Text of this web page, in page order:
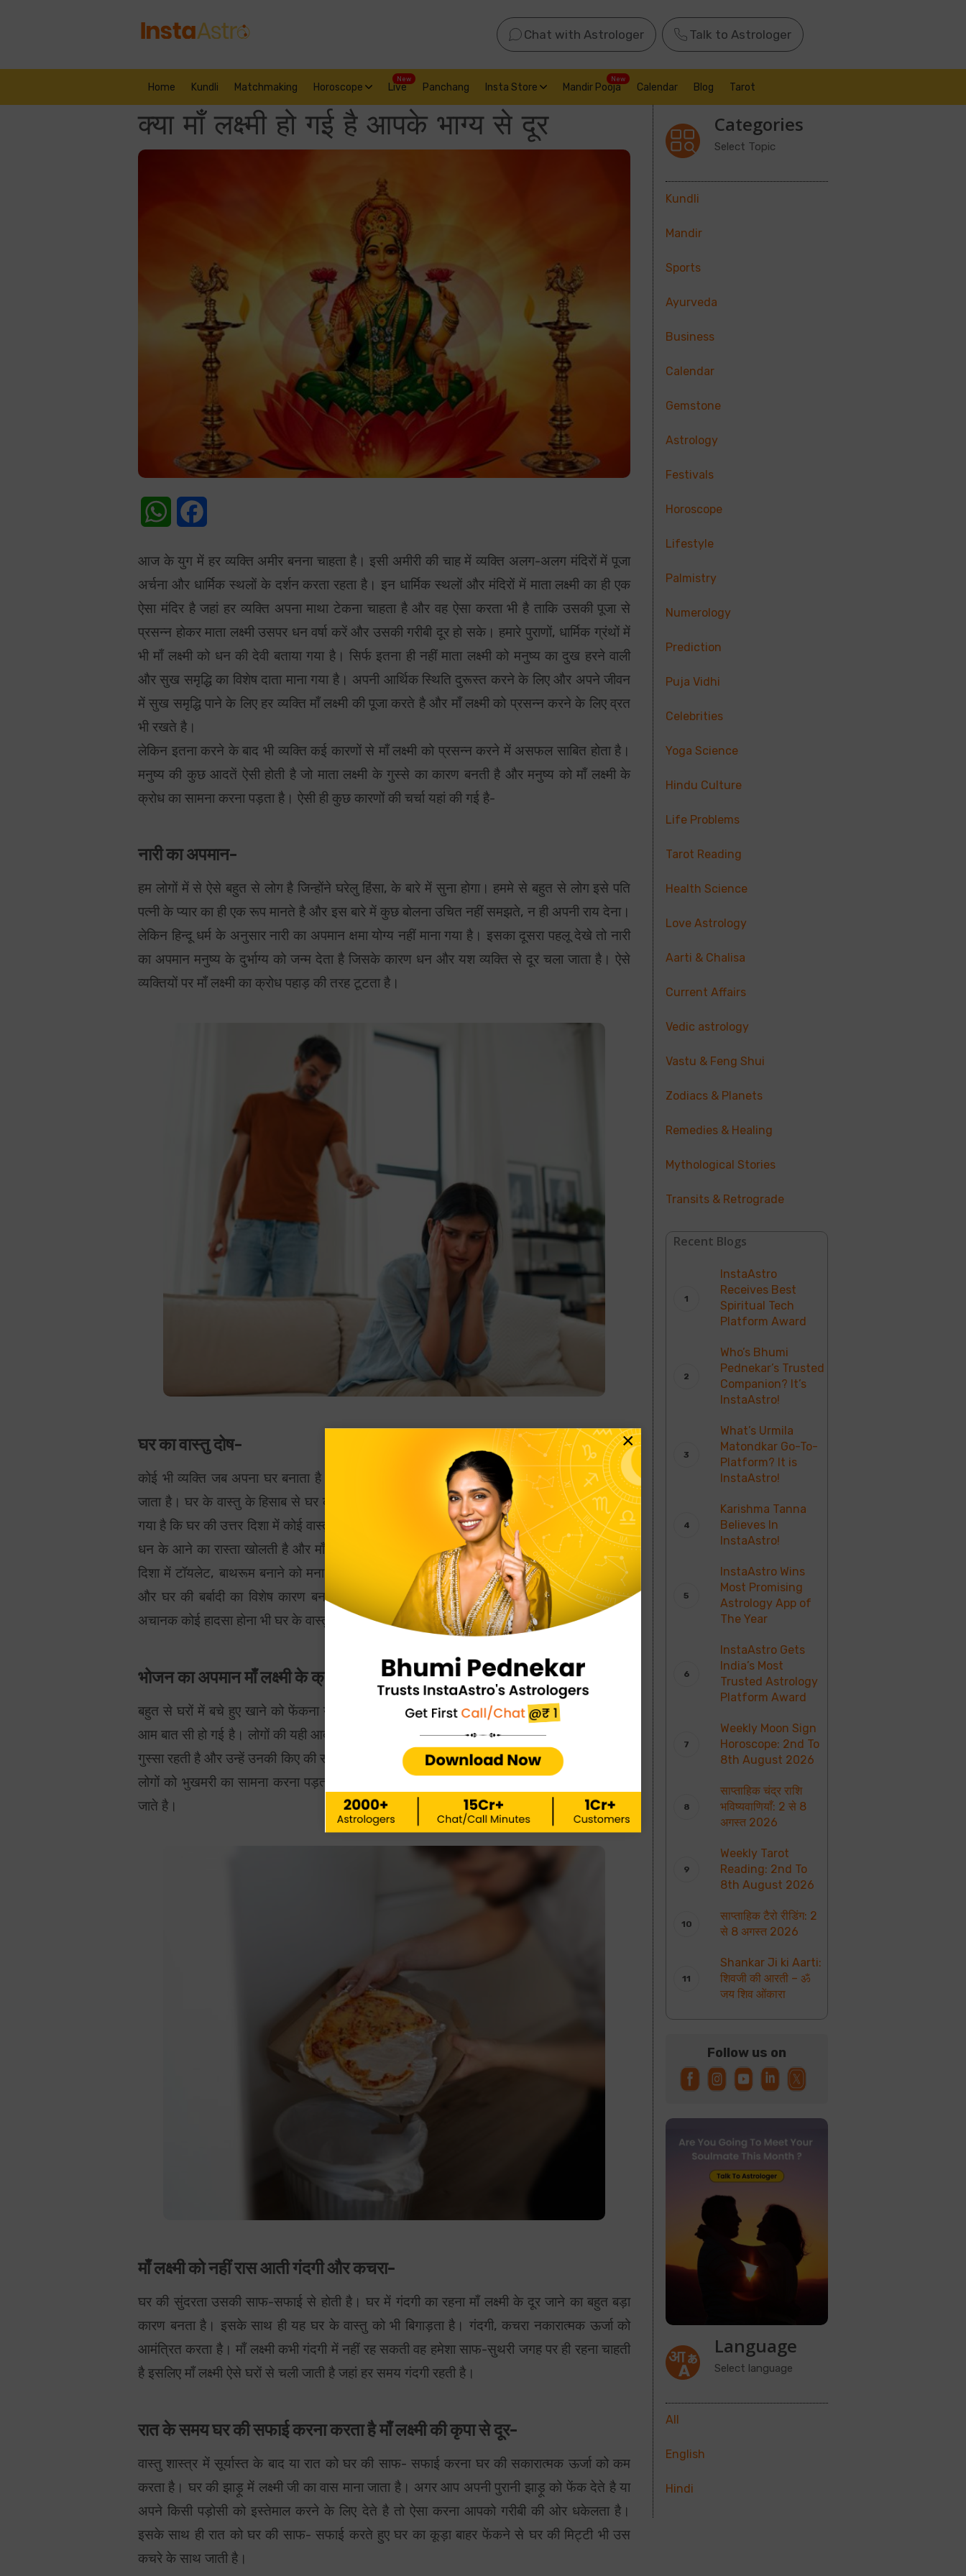
Chat with Astrologer Talk to Astrologer
Home Kundli Matchmaking Horoscope Live
New
Panchang Insta Store Mandir Pooja
New
Calendar Blog Tarot
क्या माँ लक्ष्मी हो गई है आपके भाग्य से दूर
WhatsApp
आज के युग में हर व्यक्ति अमीर बनना चाहता है। इसी अमीरी की चाह में व्यक्ति अलग-अलग मंदिरों में पूजा
अर्चना और धार्मिक स्थलों के दर्शन करता रहता है। इन धार्मिक स्थलों और मंदिरों में माता लक्ष्मी का ही एक
ऐसा मंदिर है जहां हर व्यक्ति अपना माथा टेकना चाहता है और वह ऐसा करता भी है ताकि उसकी पूजा से
प्रसन्न होकर माता लक्ष्मी उसपर धन वर्षा करें और उसकी गरीबी दूर हो सके। हमारे पुराणों, धार्मिक ग्रंथों में
भी माँ लक्ष्मी को धन की देवी बताया गया है। सिर्फ इतना ही नहीं माता लक्ष्मी को मनुष्य का दुख हरने वाली
और सुख समृद्धि का विशेष दाता माना गया है। अपनी आर्थिक स्थिति दुरूस्त करने के लिए और अपने जीवन
में सुख समृद्धि पाने के लिए हर व्यक्ति माँ लक्ष्मी की पूजा करते है और माँ लक्ष्मी को प्रसन्न करने के लिए व्रत
भी रखते है।
लेकिन इतना करने के बाद भी व्यक्ति कई कारणों से माँ लक्ष्मी को प्रसन्न करने में असफल साबित होता है।
मनुष्य की कुछ आदतें ऐसी होती है जो माता लक्ष्मी के गुस्से का कारण बनती है और मनुष्य को माँ लक्ष्मी के
क्रोध का सामना करना पड़ता है। ऐसी ही कुछ कारणों की चर्चा यहां की गई है-
नारी का अपमान-
हम लोगों में से ऐसे बहुत से लोग है जिन्होंने घरेलु हिंसा, के बारे में सुना होगा। हममे से बहुत से लोग इसे पति
पत्नी के प्यार का ही एक रूप मानते है और इस बारे में कुछ बोलना उचित नहीं समझते, न ही अपनी राय देना।
लेकिन हिन्दू धर्म के अनुसार नारी का अपमान क्षमा योग्य नहीं माना गया है। इसका दूसरा पहलू देखे तो नारी
का अपमान मनुष्य के दुर्भाग्य को जन्म देता है जिसके कारण धन और यश व्यक्ति से दूर चला जाता है। ऐसे
व्यक्तियों पर माँ लक्ष्मी का क्रोध पहाड़ की तरह टूटता है।
घर का वास्तु दोष-
कोई भी व्यक्ति जब अपना घर बनाता है या खरीदता है तो वह उस घर के वास्तु को ध्यान में रखकर किया
जाता है। घर के वास्तु के हिसाब से घर की उत्तर दिशा को शुभ माना जाता है। ज्योतिष शास्त्र में भी बताया
गया है कि घर की उत्तर दिशा में कोई वास्तु दोष नहीं होना चाहिए क्योंकि घर की उत्तर दिशा ही ऐसी दिशा है जो
धन के आने का रास्ता खोलती है और माँ लक्ष्मी के क्रोध को बढ़ाती है। इसलिए कई ज्योतिषी घर की उत्तर
दिशा में टॉयलेट, बाथरूम बनाने को मना करते है क्योंकि यह सुख समृद्धि के रास्ते में रुकावट पैदा करती है
और घर की बर्बादी का विशेष कारण बनती है। इसके अलावा पारिवारिक कलह, व्यापार में नुकसान होना,
अचानक कोई हादसा होना भी घर के वास्तु दोष के बिगड़ने के कारण ही होता है।
भोजन का अपमान माँ लक्ष्मी के क्रोध को देता है निमंत्रण-
बहुत से घरों में बचे हुए खाने को फेंकना या छोटे मोटे झगड़े के कारण थाली में खाना छोड़कर उठ जाना एक
आम बात सी हो गई है। लोगों की यही आदत उनकी भूखमरी को निमंत्रण देती है। ऐसे लोग से माँ लक्ष्मी बहुत
गुस्सा रहती है और उन्हें उनकी किए की सजा देने के लिए उन लोगों से अपना मुंह मोड़ लेती है जिस कारण इन
लोगों को भुखमरी का सामना करना पड़ता है। अपनी इसी गलती के कारण यह लोग दाने दाने को भी तरस
जाते है।
माँ लक्ष्मी को नहीं रास आती गंदगी और कचरा-
घर की सुंदरता उसकी साफ-सफाई से होती है। घर में गंदगी का रहना माँ लक्ष्मी के दूर जाने का बहुत बड़ा
कारण बनता है। इसके साथ ही यह घर के वास्तु को भी बिगाड़ता है। गंदगी, कचरा नकारात्मक ऊर्जा को
आमंत्रित करता है। माँ लक्ष्मी कभी गंदगी में नहीं रह सकती वह हमेशा साफ-सुथरी जगह पर ही रहना चाहती
है इसलिए माँ लक्ष्मी ऐसे घरों से चली जाती है जहां हर समय गंदगी रहती है।
रात के समय घर की सफाई करना करता है माँ लक्ष्मी की कृपा से दूर-
वास्तु शास्त्र में सूर्यास्त के बाद या रात को घर की साफ- सफाई करना घर की सकारात्मक ऊर्जा को कम
करता है। घर की झाड़ू में लक्ष्मी जी का वास माना जाता है। अगर आप अपनी पुरानी झाड़ू को फेंक देते है या
अपने किसी पड़ोसी को इस्तेमाल करने के लिए देते है तो ऐसा करना आपको गरीबी की ओर धकेलता है।
इसके साथ ही रात को घर की साफ- सफाई करते हुए घर का कूड़ा बाहर फेंकने से घर की मिट्टी भी उस
कचरे के साथ जाती है।
Categories
Select Topic
Kundli
Mandir
Sports
Ayurveda
Business
Calendar
Gemstone
Astrology
Festivals
Horoscope
Lifestyle
Palmistry
Numerology
Prediction
Puja Vidhi
Celebrities
Yoga Science
Hindu Culture
Life Problems
Tarot Reading
Health Science
Love Astrology
Aarti & Chalisa
Current Affairs
Vedic astrology
Vastu & Feng Shui
Zodiacs & Planets
Remedies & Healing
Mythological Stories
Transits & Retrograde
Recent Blogs
InstaAstro
Receives Best
Spiritual Tech
Platform Award
Who’s Bhumi
Pednekar’s Trusted
Companion? It’s
InstaAstro!
What’s Urmila
Matondkar Go-To-
Platform? It is
InstaAstro!
Karishma Tanna
Believes In
InstaAstro!
InstaAstro Wins
Most Promising
Astrology App of
The Year
InstaAstro Gets
India’s Most
Trusted Astrology
Platform Award
Weekly Moon Sign
Horoscope: 2nd To
8th August 2026
साप्ताहिक चंद्र राशि
भविष्यवाणियाँ: 2 से 8
अगस्त 2026
Weekly Tarot
Reading: 2nd To
8th August 2026
साप्ताहिक टैरो रीडिंग: 2
से 8 अगस्त 2026
Shankar Ji ki Aarti:
शिवजी की आरती – ॐ
जय शिव ओंकारा
Follow us on
Language
Select language
All
English
Hindi
×